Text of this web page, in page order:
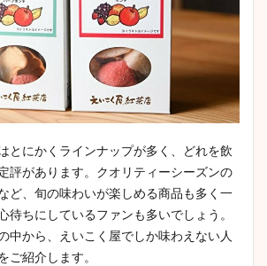
とにかくラインナップが多く、どれを飲
評があります。クオリティーシーズンの
ど、旬の味わいが楽しめる商品も多く一
待ちにしているファンも多いでしょう。
中から、えいこく屋でしか味わえない人
ご紹介します。